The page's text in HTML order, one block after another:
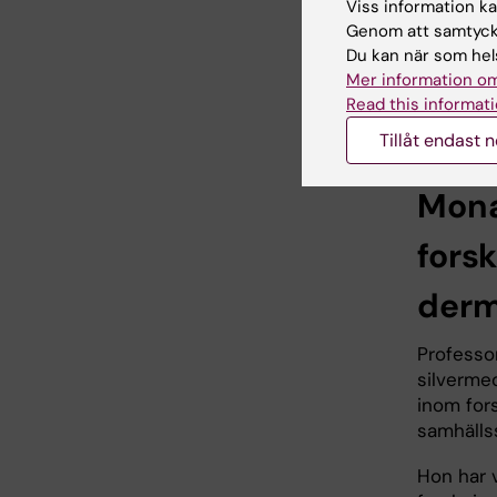
vid KI.
Ann
stark
antal
inom
Hon har
Viss information
Genom att
Du kan när som
Mer information
Read this
Tillåt endast